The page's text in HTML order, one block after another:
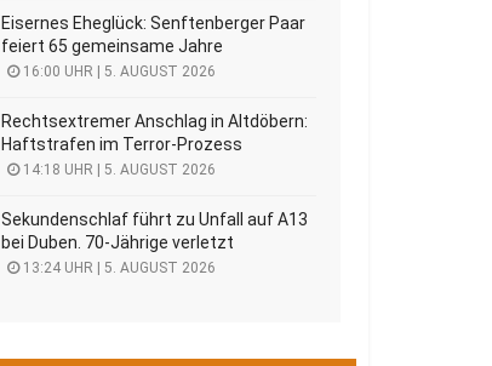
Eisernes Eheglück: Senftenberger Paar
feiert 65 gemeinsame Jahre
16:00 UHR | 5. AUGUST 2026
Rechtsextremer Anschlag in Altdöbern:
Haftstrafen im Terror-Prozess
14:18 UHR | 5. AUGUST 2026
Sekundenschlaf führt zu Unfall auf A13
bei Duben. 70-Jährige verletzt
13:24 UHR | 5. AUGUST 2026